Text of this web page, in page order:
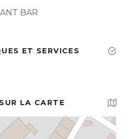
BAR
ET SERVICES
LA CARTE